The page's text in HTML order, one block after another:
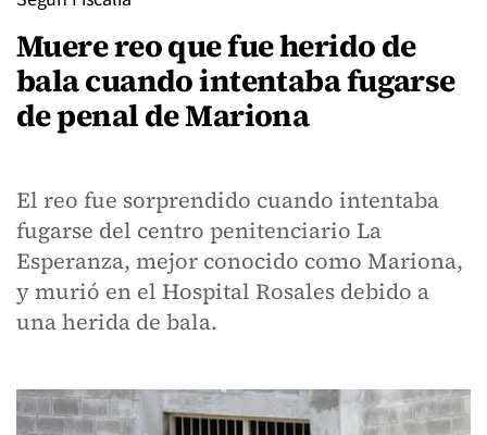
Muere reo que fue herido de
bala cuando intentaba fugarse
de penal de Mariona
El reo fue sorprendido cuando intentaba
fugarse del centro penitenciario La
Esperanza, mejor conocido como Mariona,
y murió en el Hospital Rosales debido a
una herida de bala.